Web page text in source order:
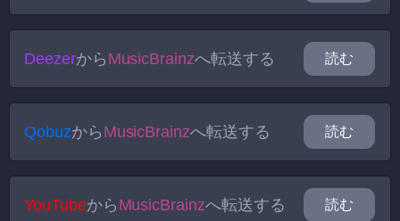
Deezerから MusicBrainzへ転送する 読む
Qobuzから MusicBrainzへ転送する 読む
YouTubeから MusicBrainzへ転送する 読む